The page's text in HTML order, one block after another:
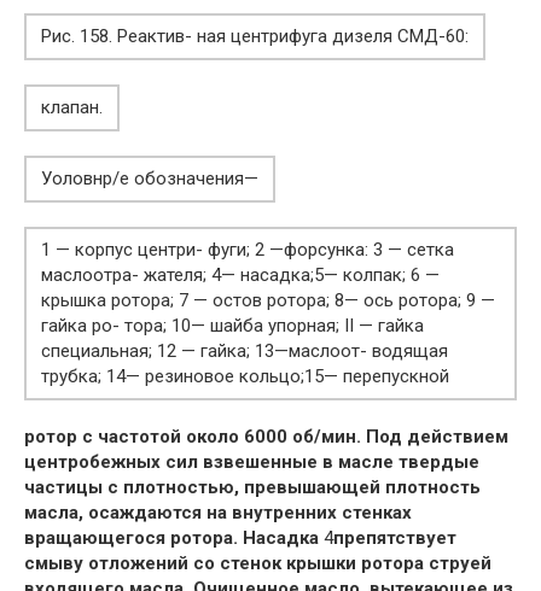
Рис. 158. Реактив- ная центрифуга дизеля СМД-60:
клапан.
Уоловнр/е обозначения—
1 — корпус центри- фуги; 2 —форсунка: 3 — сетка
маслоотра- жателя; 4— насадка;5— колпак; 6 —
крышка ротора; 7 — остов ротора; 8— ось ротора; 9 —
гайка ро- тора; 10— шайба упорная; II — гайка
специальная; 12 — гайка; 13—маслоот- водящая
трубка; 14— резиновое кольцо;15— перепускной
ротор с частотой около 6000 об/мин. Под действием
центробежных сил взвешенные в масле твердые
частицы с плотностью, превышающей плотность
масла, осаждаются на внутренних стенках
вращающегося ротора. Насадка 4препятствует
смыву отложений со стенок крышки ротора струей